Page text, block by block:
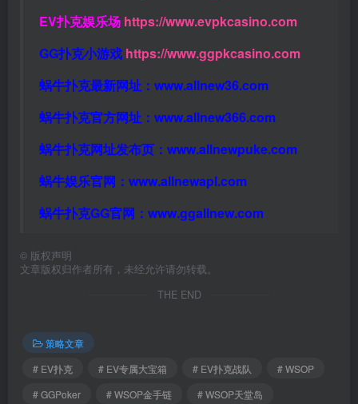
EV扑克娱乐场 https://www.evpkcasino.com
GG扑克小游戏 https://www.ggpkcasino.com
蜗牛扑克最新网址： www.allnew36.com
蜗牛扑克官方网址： www.allnew366.com
蜗牛扑克网址发布页： www.allnewpuke.com
蜗牛娱乐官网： www.allnewapl.com
蜗牛扑克GG官网： www.ggallnew.com
© 版权声明
文章版权归作者所有，未经允许请勿转载。
THE END
策略文章
# EV扑克
# EV专属大宝箱 # EV扑克战队
# WSOP
# GGPoker
# WSOP金手链
# WSOP天堂岛